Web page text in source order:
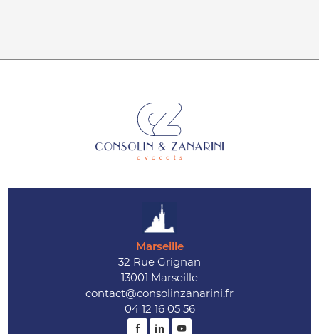
Marseille
32 Rue Grignan
13001 Marseille
contact@consolinzanarini.fr
04 12 16 05 56